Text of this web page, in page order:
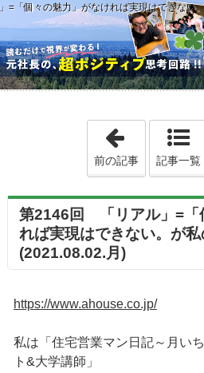
「個々の魅力」がなければ実現はできない
「第
前の記事 記事一覧
第2146回 「リアル」=「
れば実現はできない。が
(2021.08.02.月)
https://www.ahouse.co.jp/
私は「住宅営業マン日記～月い
ト&大学講師」